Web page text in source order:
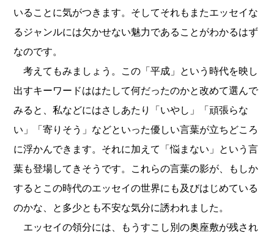
いることに気がつきます。そしてそれもまたエッセイな
るジャンルには欠かせない魅力であることがわかるはず
なのです。
考えてもみましょう。この「平成」という時代を映し
出すキーワードははたして何だったのかと改めて選んで
みると、私などにはさしあたり「いやし」「頑張らな
い」「寄りそう」などといった優しい言葉が立ちどころ
に浮かんできます。それに加えて「悩まない」という言
葉も登場してきそうです。これらの言葉の影が、もしか
するとこの時代のエッセイの世界にも及びはじめている
のかな、と多少とも不安な気分に誘われました。
エッセイの領分には、もうすこし別の奥座敷が残され